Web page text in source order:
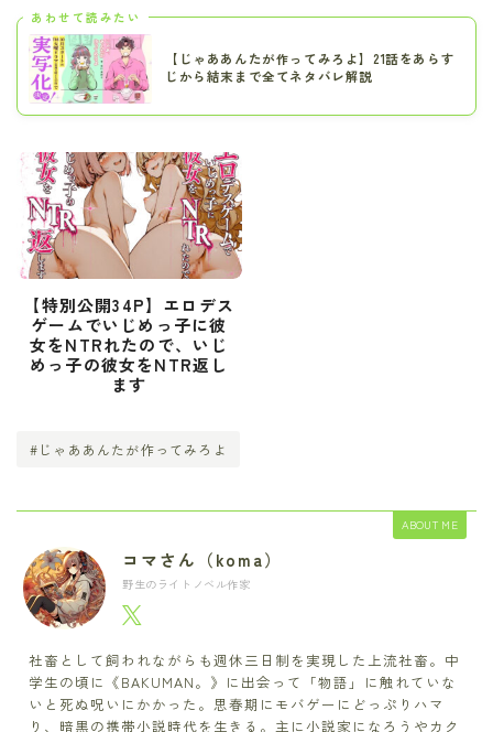
あわせて読みたい
【じゃああんたが作ってみろよ】21話をあらす
じから結末まで全てネタバレ解説
【特別公開34P】エロデス
ゲームでいじめっ子に彼
女をNTRれたので、いじ
めっ子の彼女をNTR返し
ます
#じゃああんたが作ってみろよ
ABOUT ME
コマさん（koma）
野生のライトノベル作家
社畜として飼われながらも週休三日制を実現した上流社畜。中
学生の頃に《BAKUMAN。》に出会って「物語」に触れていな
いと死ぬ呪いにかかった。思春期にモバゲーにどっぷりハマ
り、暗黒の携帯小説時代を生きる。主に小説家になろうやカク